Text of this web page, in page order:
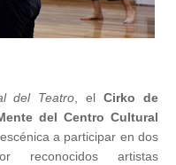
del Teatro, elCirko de
del Centro Cultural
a participar en dos
reconocidos artistas